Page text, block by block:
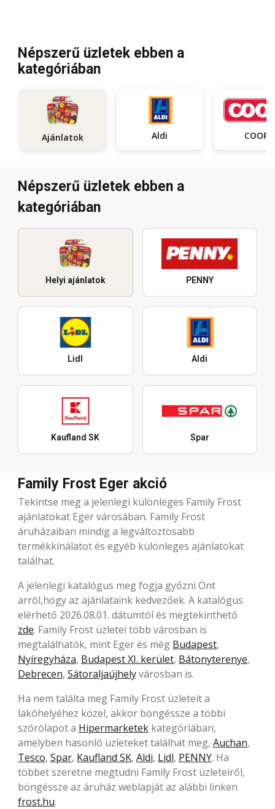
Népszerű üzletek ebben a
kategóriában
Ajánlatok Aldi COOP
Népszerű üzletek ebben a
kategóriában
Helyi ajánlatok PENNY
Lidl Aldi
Kaufland SK Spar
Family Frost Eger akció
Tekintse meg a jelenlegi különleges Family Frost
ajánlatokat Eger városában. Family Frost
áruházaiban mindig a legváltoztosabb
termékkínálatot és egyéb különleges ajánlatokat
találhat.
A jelenlegi katalógus meg fogja győzni Önt
arról,hogy az ajánlataink kedvezőek. A katalógus
elérhető 2026.08.01. dátumtól és megtekinthető
zde. Family Frost üzletei több városban is
megtalálhatók, mint Eger és még Budapest,
Nyíregyháza, Budapest XI. kerület, Bátonyterenye,
Debrecen, Sátoraljaújhelyvárosban is.
Ha nem találta meg Family Frost üzleteit a
lakóhelyéhez közel, akkor böngéssze a többi
szórólapot a Hipermarketek kategóriában,
amelyben hasonló üzleteket találhat meg, Auchan,
Tesco, Spar, Kaufland SK, Aldi, Lidl, PENNY. Ha
többet szeretne megtudni Family Frost üzleteiről,
böngéssze az áruház weblapját az alábbi linken
frost.hu.